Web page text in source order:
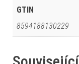
GTIN
8594188130229